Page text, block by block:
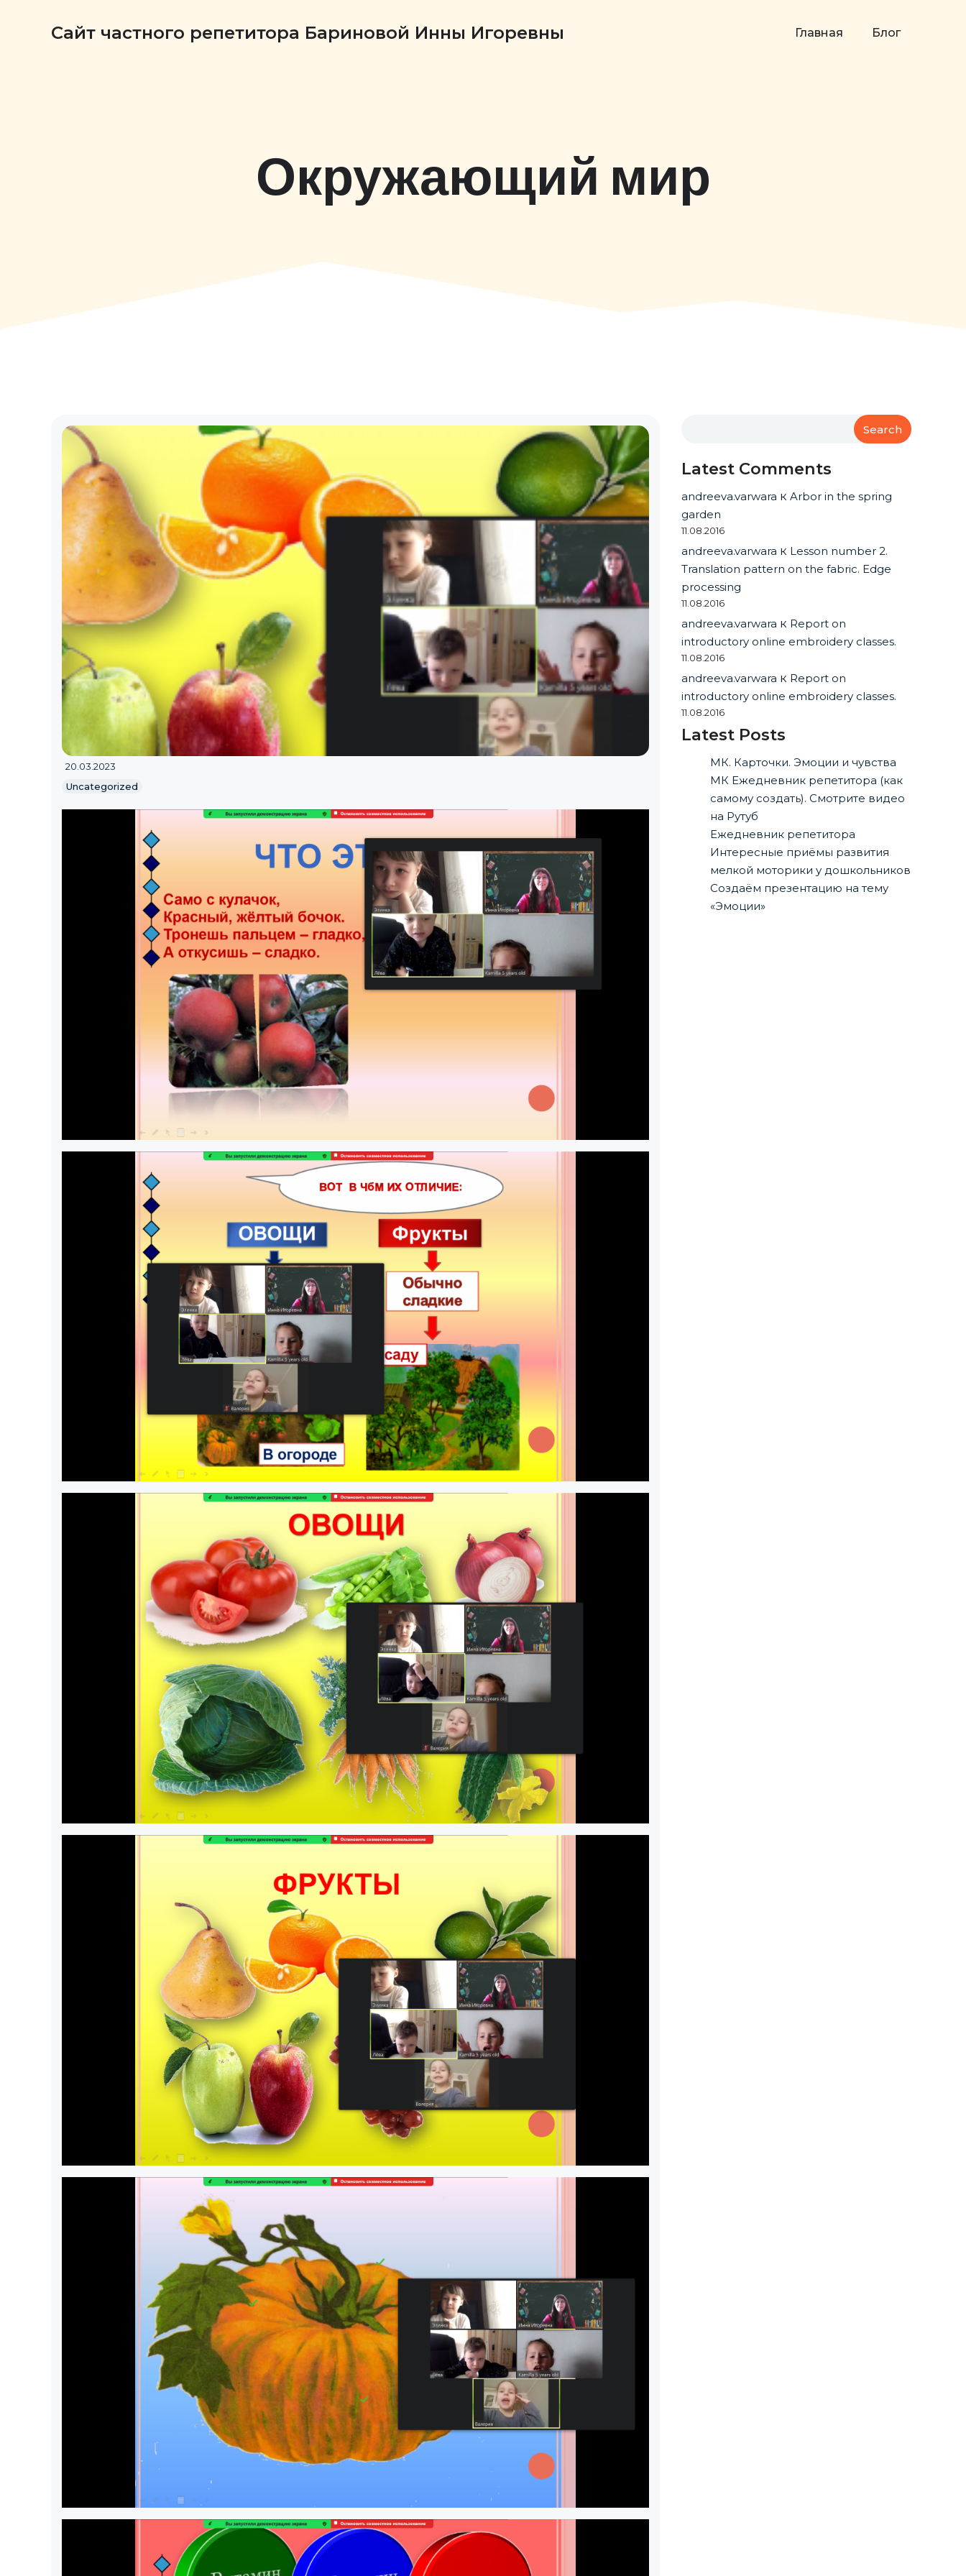
Сайт частного репетитора Бариновой Инны Игоревны Главная Блог
Окружающий мир
20.03.2023
Uncategorized
Search
Latest Comments
andreeva.varwara кArbor in the spring
garden
11.08.2016
andreeva.varwara к Lesson number 2.
Translation pattern on the fabric. Edge
processing
11.08.2016
andreeva.varwara к Report on
introductory online embroidery classes.
11.08.2016
andreeva.varwara к Report on
introductory online embroidery classes.
11.08.2016
Latest Posts
МК. Карточки. Эмоции и чувства
МК Ежедневник репетитора (как
самому создать). Смотрите видео
на Рутуб
Ежедневник репетитора
Интересные приёмы развития
мелкой моторики у дошкольников
Создаём презентацию на тему
«Эмоции»